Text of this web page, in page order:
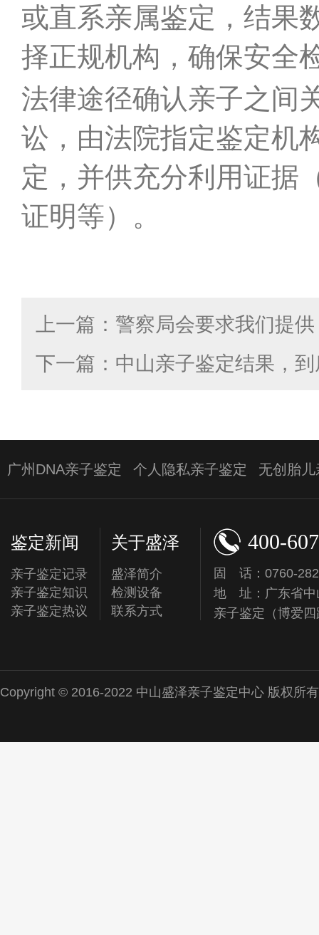
或直系亲属鉴定，结果
择正规机构，确保安全
法律途径确认亲子之间
讼，由法院指定鉴定机
定，并供充分利用证据
证明等）。
下一篇：中山亲子鉴定结果，
广州DNA亲子鉴定 个人隐私亲子鉴定 无创胎
鉴定新闻
亲子鉴定记录
亲子鉴定知识
亲子鉴定热议
关于盛泽
盛泽简介
检测设备
联系方式
400-
固 话：0760-
地 址：广东省中
亲子鉴定（博爱
Copyright © 2016-2022 中山盛泽亲子鉴定中心 版权所